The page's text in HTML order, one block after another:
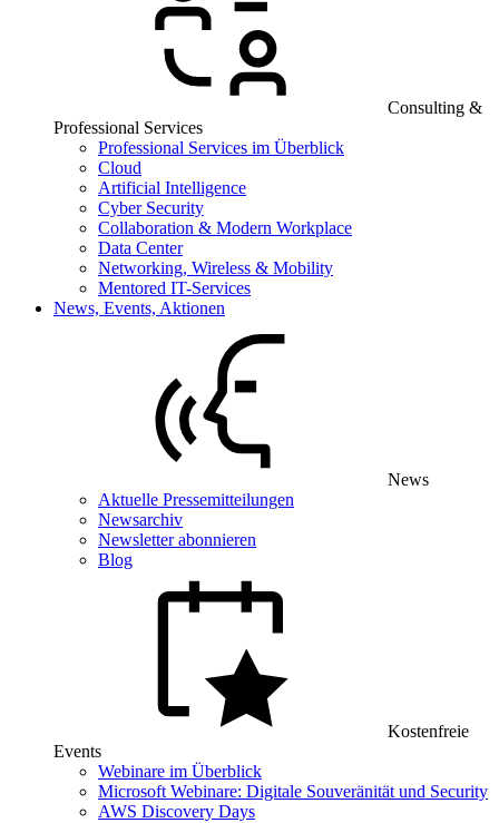
Consulting &
Professional Services
Professional Services im Überblick
Cloud
Artificial Intelligence
Cyber Security
Collaboration & Modern Workplace
Data Center
Networking, Wireless & Mobility
Mentored IT-Services
News, Events, Aktionen
News
Aktuelle Pressemitteilungen
Newsarchiv
Newsletter abonnieren
Blog
Kostenfreie
Events
Webinare im Überblick
Microsoft Webinare: Digitale Souveränität und Security
AWS Discovery Days